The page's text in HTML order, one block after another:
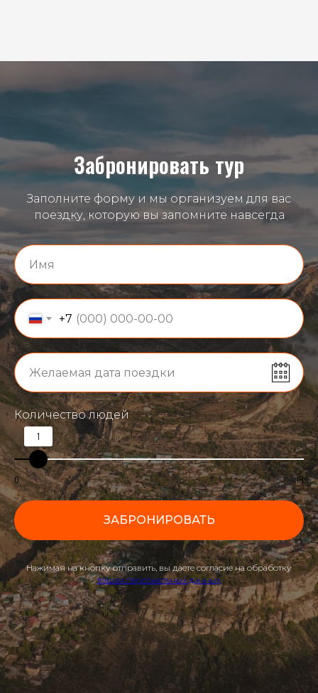
Забронировать тур
Заполните форму и мы организуем для вас
поездку, которую вы запомните навсегда
+7
Количество людей
1
0 18
ЗАБРОНИРОВАТЬ
Нажимая на кнопку отправить, вы даете согласие на обработку
ваших персональных данных